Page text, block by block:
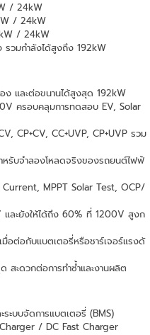
/ 24kW
/ 24kW
/ 24kW
วมกำลังได้สูงถึง 192kW
และต่อขนานได้สูงสุด 192kW
ครอบคลุมการทดสอบ EV, Solar
CP+CV, CC+UVP, CP+UVP รวม
หรับจำลองโหลดจริงของรถยนต์ไฟฟ้
MPPT Solar Test, OCP/
ละยังให้ได้ถึง 60% ที่ 1200V สูงก
อต่อกับแบตเตอรี่หรือชาร์เจอร์แรงดั
สะดวกต่อการทำซ้ำและงานผลิต
ะบบจัดการแบตเตอรี่ (BMS)
/ DC Fast Charger